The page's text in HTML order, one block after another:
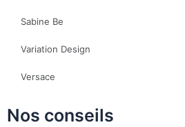
Sabine Be
Variation Design
Versace
Nos conseils